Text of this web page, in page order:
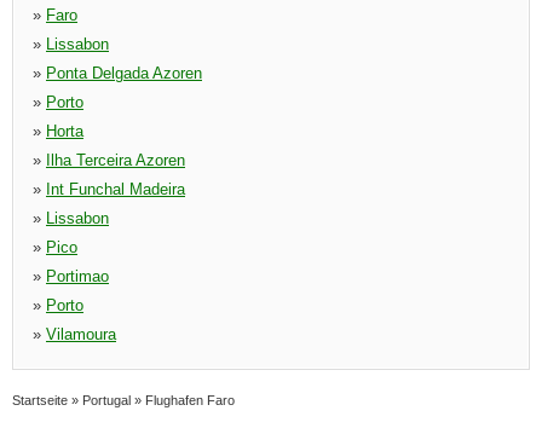
» Faro
» Lissabon
» Ponta Delgada Azoren
» Porto
» Horta
»
Ilha Terceira Azoren
» Int Funchal Madeira
» Lissabon
» Pico
» Portimao
» Porto
» Vilamoura
Startseite » Portugal » Flughafen Faro